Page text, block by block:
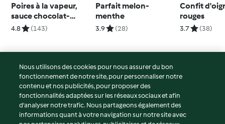
Poires à la vapeur,
sauce chocolat-
cardamome
4.8 (143)
Parfait melon-
menthe
3.9 (28)
Confit
rouges
3.7 (38)
© Copyright 2026
Conditions d'utilisation
Politique de confidentialité
Nous utilisons des cookies pour nous assurer du bon
fonctionnement de notre site, pour personnaliser notre
contenu et nos publicités, pour proposer des
fonctionnalités adaptées sur les réseaux sociaux et afin
d’analyser notre trafic. Nous partageons également des
informations quant à votre navigation sur notre site avec